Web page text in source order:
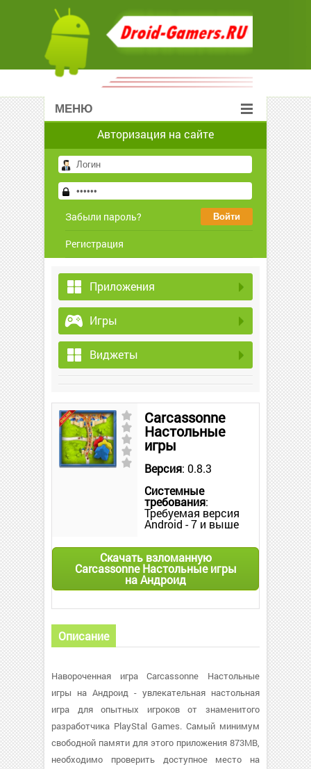
МЕНЮ
Авторизация на сайте
Забыли пароль?
Регистрация
Приложения
Игры
Виджеты
Carcassonne
Настольные
игры
Версия: 0.8.3
Системные
требования:
Требуемая версия
Android - 7 и выше
Скачать взломанную
Carcassonne Настольные игры
на Андроид
Описание
Навороченная игра Carcassonne Настольные
игры на Андроид - увлекательная настольная
игра для опытных игроков от знаменитого
разработчика PlayStal Games. Самый минимум
свободной памяти для этого приложения 873MB,
необходимо проверить доступное место на